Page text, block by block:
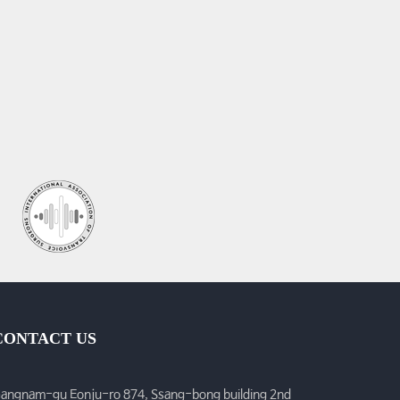
US
gu Eonju-ro 874, Ssang-bong building 2nd